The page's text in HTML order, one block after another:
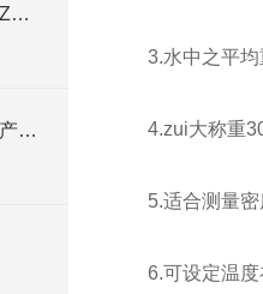
手持式一氧化碳硫化氢检测仪Z大限度减少测量误差
关于七个便携式精密浊度仪的产品特点
3.水中之平
4.zui大称重
5.适合测量
6.可设定温